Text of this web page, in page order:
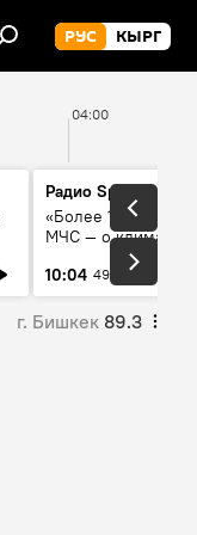
РУС КЫРГ
04:00
Радио Sputnik
«Более 1200 сёл в
МЧС — о климате,
системе
населения
10:04 49 мин
г. Бишкек 89.3